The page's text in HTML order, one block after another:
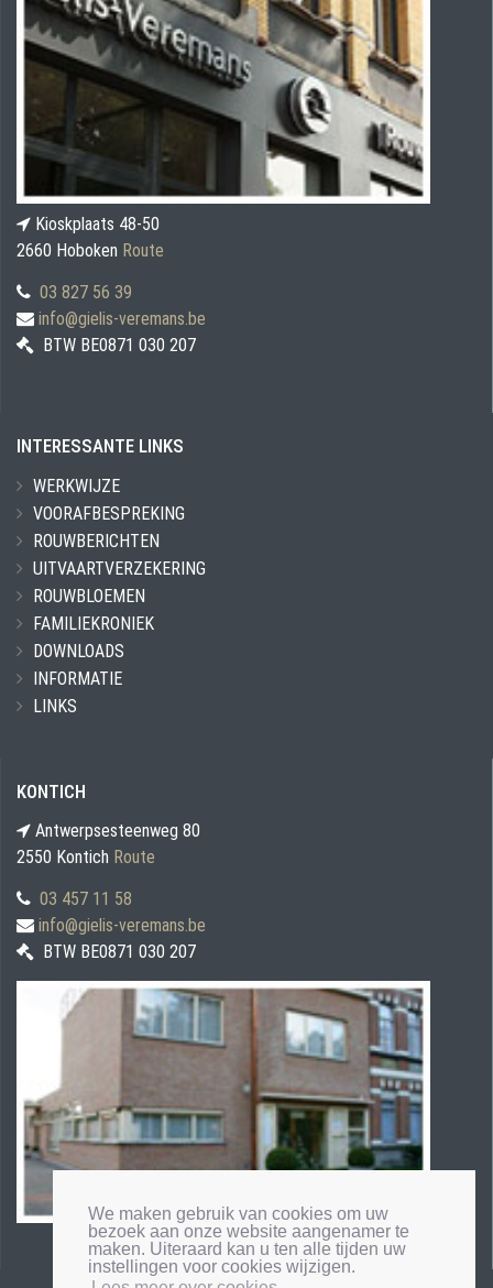
We maken gebruik van cookies om uw
bezoek aan onze website aangenamer te
maken. Uiteraard kan u ten alle tijden uw
instellingen voor cookies wijzigen.
Kioskplaats 48-50
2660 Hoboken Route
03 827 56 39
info@gielis-veremans.be
BTW BE0871 030 207
INTERESSANTE LINKS
WERKWIJZE
VOORAFBESPREKING
ROUWBERICHTEN
UITVAARTVERZEKERING
ROUWBLOEMEN
FAMILIEKRONIEK
DOWNLOADS
INFORMATIE
LINKS
KONTICH
Antwerpsesteenweg 80
2550 Kontich Route
03 457 11 58
info@gielis-veremans.be
BTW BE0871 030 207